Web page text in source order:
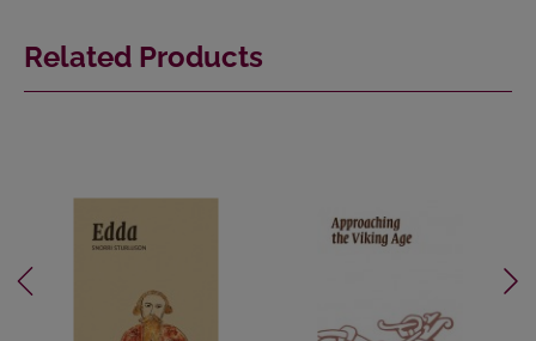
Related Products